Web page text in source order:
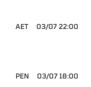
03/07 22:00
AET
03/07 18:00
PEN